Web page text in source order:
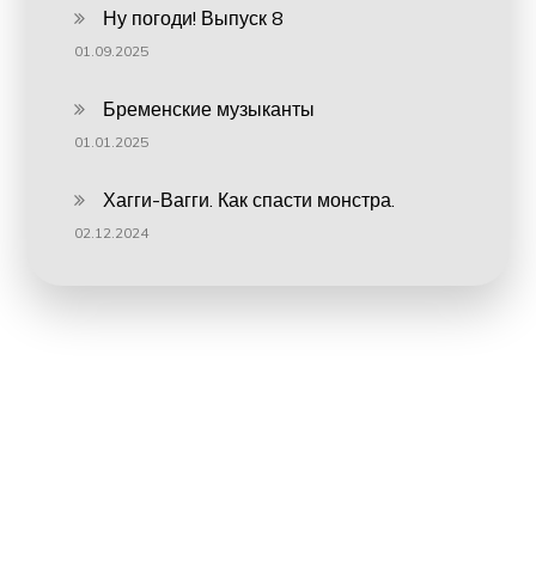
Ну погоди! Выпуск 8
01.09.2025
Бременские музыканты
01.01.2025
Хагги-Вагги. Как спасти монстра.
02.12.2024